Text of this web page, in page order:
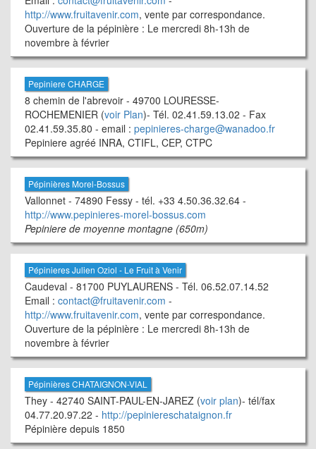
http://www.fruitavenir.com, vente par correspondance.
Ouverture de la pépinière : Le mercredi 8h-13h de
novembre à février
Pepiniere CHARGE
8 chemin de l'abrevoir - 49700 LOURESSE-
ROCHEMENIER (voir Plan)- Tél. 02.41.59.13.02 - Fax
02.41.59.35.80 - email : pepinieres-charge@wanadoo.fr
Pepiniere agréé INRA, CTIFL, CEP, CTPC
Pépinières Morel-Bossus
Vallonnet - 74890 Fessy - tél. +33 4.50.36.32.64 -
http://www.pepinieres-morel-bossus.com
Pepiniere de moyenne montagne (650m)
Pépinieres Julien Oziol - Le Fruit à Venir
Caudeval - 81700 PUYLAURENS - Tél. 06.52.07.14.52
Email : contact@fruitavenir.com -
http://www.fruitavenir.com, vente par correspondance.
Ouverture de la pépinière : Le mercredi 8h-13h de
novembre à février
Pépinières CHATAIGNON-VIAL
They - 42740 SAINT-PAUL-EN-JAREZ (voir plan)- tél/fax
04.77.20.97.22 - http://pepiniereschataignon.fr
Pépinière depuis 1850